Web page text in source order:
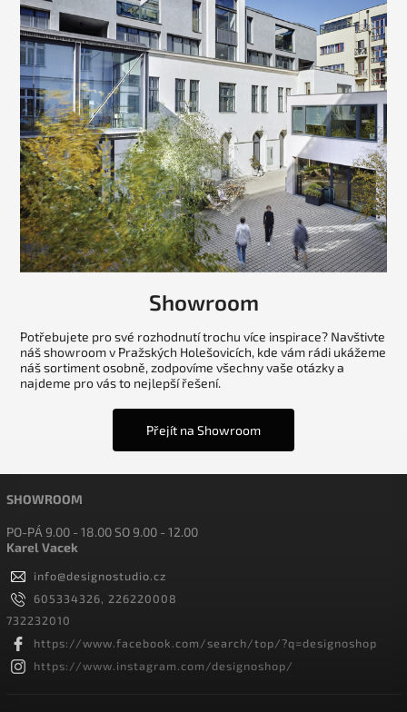
Showroom
Potřebujete pro své rozhodnutí trochu více inspirace? Navštivte
náš showroom v Pražských Holešovicích, kde vám rádi ukážeme
náš sortiment osobně, zodpovíme všechny vaše otázky a
najdeme pro vás to nejlepší řešení.
Přejít na Showroom
SHOWROOM
PO-PÁ 9.00 - 18.00 SO 9.00 - 12.00
Karel Vacek
info@designostudio.cz
605334326, 226220008
732232010
https://www.facebook.com/search/top/?q=designoshop
https://www.instagram.com/designoshop/